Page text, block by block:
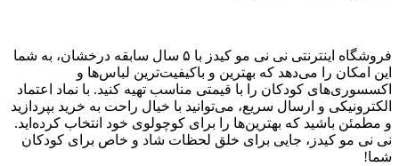
فروشگاه اینترنتی نی نی مو کیدز با ۵ سال سابقه درخشان، به شما
این امکان را می‌دهد که بهترین و باکیفیت‌ترین لباس‌ها و
اکسسوری‌های کودکان را با قیمتی مناسب تهیه کنید. با نماد اعتماد
الکترونیکی و ارسال سریع، می‌توانید با خیال راحت به خرید بپردازید
و مطمئن باشید که بهترین‌ها را برای کوچولوی خود انتخاب کرده‌اید.
نی نی مو کیدز، جایی برای خلق لحظات شاد و خاص برای کودکان
شما!